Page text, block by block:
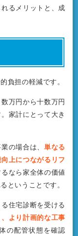
るメリットと、成
負担の軽減です。
万円から十数万円
家計にとって大き
の場合は、 単なる
上につながるリフ
るなら家全体の価値
ということです。
住宅診断を受ける
より計画的な工事
の配管状態を確認